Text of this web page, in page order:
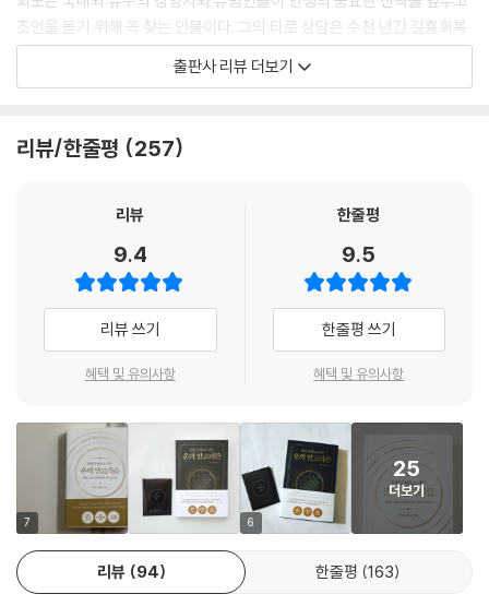
터로 태어났다면 이전 지구게임에서 갖고 온 벌점이다. 이것을 ‘카르마(ka
rma)’ 또는 ‘업(業)’이라고 한다. 이미 부여받은 캐릭터가 마음에 들지 않
는다고 세상을 원망하기보다는 지금의 캐릭터로 어떻게 하면 지구게임의
미션을 클리어할지 생각하는 것이 현명하다.
‘어리석음’이라 한다. 2. 바꿀 수 있는 것을 바꾸지 않음. 이것을 ‘나태함’이
라 한다. 3. 바꿀 수 없는 것을 받아들임. 이것을 ‘평온함’이라 한다. 4. 바꿀
수 있는 것을 바꾸려고 함. 이것을 ‘용기’라 한다. 그리고 바꿀 수 있는 것인
지 바꿀 수 없는 것인지 구별하는 것을 ‘지혜’라 한다.
--- p.49~50, 「운명을 받아들이는 네 가지 태도」 중에서
내가 아무리 바르게 살아도 악연이 생길 수 있다. 악플 수준이 아니라, 믿었
한 일을 겪고 나서 그 사람을 미워하는 마음이 나를 삼켜버리면 운의 알고
리즘이 꼬이게 된다. 그 사람을 미워한다는 것은 그 사람을 계속 생각한다
는 뜻이고, 그렇게 되면 그 사람의 파장 아래에 내가 있게 된다. 그래서 부
정적인 에너지의 파동들이 충돌해 운의 알고리즘에 오류가 생기는 것이다.
--- p.171, 「인연을 함부로 맺지 마라」 중에서
우주의 시스템은 절대 이유 없이 사람을 괴롭히지 않는다. 죽지 않을 만큼
조언을 듣기 위해 꼭 찾는 인물이다. 그의 타로 상담은 수천 년간 길흉화복
을 점치는 탁월한 도구로서 명맥을 이어온 타로카드를 지금 시대의 흐름에
맞게 업그레이드 했다는 평가를 받는다. 또한 그는 경영학 박사로서 국내
도와 사람들이 자신의 삶을 건설적으로 전망할 수 있는 실용적인 조언을
수 있기를 간절히 바라는 저자의 진심 어린 에너지를 담아 실생활에 즉시
그저 열심히 사는 것만으로는 충분하지 않다!
부와 행복을 위해 꼭 알아야 하는 삶의 작동원리, 운의 알고리즘
인생에는 우리의 통제권을 벗어난 여러 변수들이 존재한다. 저자는 그것들
까지 포함해 ‘운’이라고 칭한다. 운과 운명의 작동원리를 제대로 이해하지
못하면, 살면서 겪는 수많은 일들이 부조리하게 느껴지기에 남 탓, 상황 탓
을 하기 쉽다. 저자는 지난 15년간의 경험과 사색 끝에 ‘노력×운=운명’이
라는 공식을 도출해낸다. 잘될 운명으로 가기 위해서는 ‘노력’이라는 필요
조건에 운에 대한 이해를 바탕으로 불운을 피하고 행운을 끌어들여 내 인
생의 에너지 파장을 플러스 방향으로 만들어야 한다는 것이다. 바꿀 수 없
출판사 리뷰 더보기
리뷰/한줄평 257
리뷰
9.4
리뷰 쓰기
혜택 및 유의사항
한줄평
9.5
한줄평 쓰기
혜택 및 유의사항
7 6
25
더보기
리뷰 94 한줄평 163